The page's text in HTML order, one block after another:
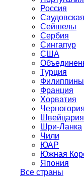
Россия
Сейшелы
Сербия
Сингапур
США
Турция
Филиппины
Франция
Хорватия
Черногория
Швейцария
Шри-Ланка
Чили
ЮАР
Южная
Япония
Все страны